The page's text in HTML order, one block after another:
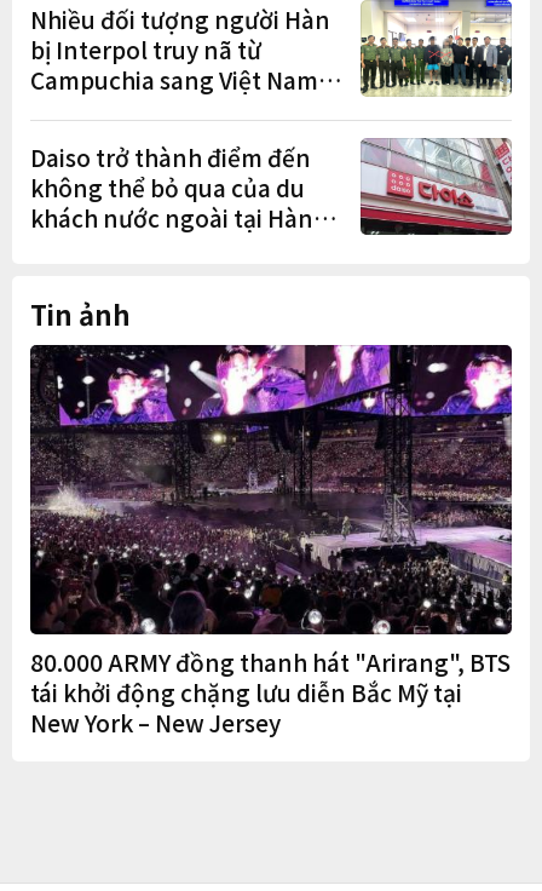
Nhiều đối tượng người Hàn
bị Interpol truy nã từ
Campuchia sang Việt Nam
Daiso trở thành điểm đến
không thể bỏ qua của du
khách nước ngoài tại Hàn
Tin ảnh
80.000 ARMY đồng thanh hát "Arirang", BTS
tái khởi động chặng lưu diễn Bắc Mỹ tại
New York – New Jersey